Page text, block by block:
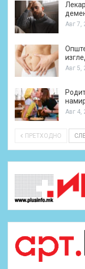
Авг 7,
Авг 5,
Авг 4,
ПРЕТХОДНО